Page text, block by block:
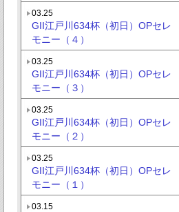
03.25
GII江戸川634杯（初日）OPセレ
モニー（４）
03.25
GII江戸川634杯（初日）OPセレ
モニー（３）
03.25
GII江戸川634杯（初日）OPセレ
モニー（２）
03.25
GII江戸川634杯（初日）OPセレ
モニー（１）
03.15